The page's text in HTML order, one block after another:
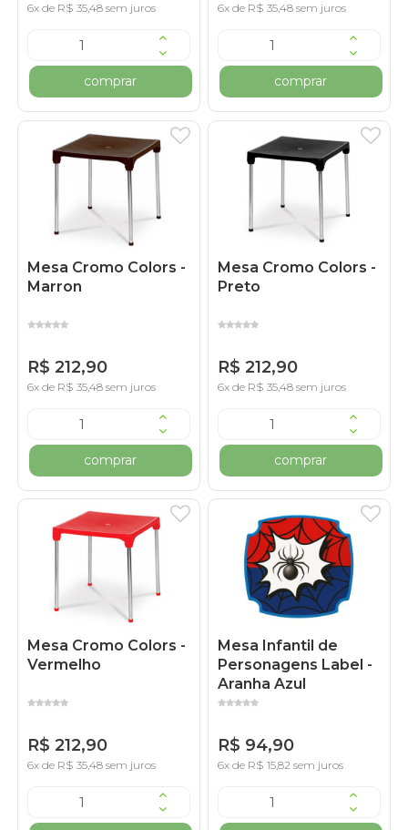
6x de R$ 35,48 sem juros
comprar
6x de R$ 35,48 sem juros
comprar
Mesa Cromo Colors -
Marron
R$ 212,90
6x de R$ 35,48 sem juros
comprar
Mesa Cromo Colors -
Preto
R$ 212,90
6x de R$ 35,48 sem juros
comprar
Mesa Cromo Colors -
Vermelho
R$ 212,90
6x de R$ 35,48 sem juros
Mesa Infantil de
Personagens Label -
Aranha Azul
R$ 94,90
6x de R$ 15,82 sem juros